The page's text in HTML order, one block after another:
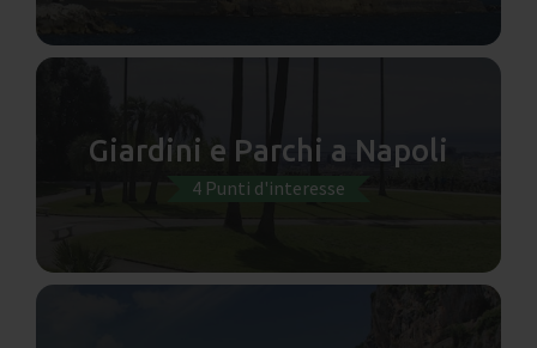
Giardini e Parchi a Napoli
4 Punti d'interesse